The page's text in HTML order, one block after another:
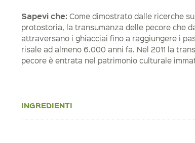
Sapevi che: Come dimostrato dalle ricerche
protostoria, la transumanza delle pecore che
attraversano i ghiacciai fino a raggiungere i
risale ad almeno 6.000 anni fa. Nel 2011 la
pecore è entrata nel patrimonio culturale
INGREDIENTI